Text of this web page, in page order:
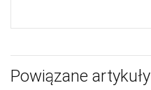
Powiązane artykuły